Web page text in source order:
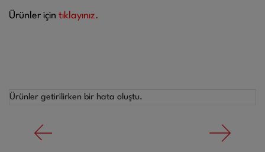
Ürünler için tıklayınız.
Ürünler getirilirken bir hata oluştu.